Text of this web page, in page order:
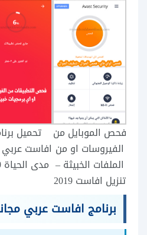
فحص الموبايل من
الفيروسات او من
الملفات الخبيثة –
تنزيل افاست 2019
تحميل
افاست عربي
مدى الحياة 2019
برنامج افاست عربي